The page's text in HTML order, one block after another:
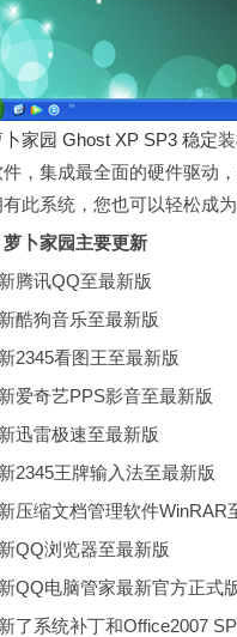
卜家园 Ghost XP SP3 稳定
件，集成最全面的硬件驱动
此系统，您也可以轻松成为
卜家园主要更新
腾讯QQ至最新版
酷狗音乐至最新版
2345看图王至最新版
爱奇艺PPS影音至最新版
迅雷极速至最新版
2345王牌输入法至最新版
压缩文档管理软件WinRAR
QQ浏览器至最新版
QQ电脑管家最新官方正式
了系统补丁和Office2007